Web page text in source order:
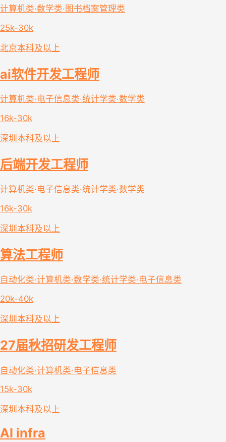
计算机类·数学类·图书档案管理类
25k-30k
北京本科及以上
ai软件开发工程师
计算机类·电子信息类·统计学类·数学类
16k-30k
深圳 本科及以上
后端开发工程师
计算机类·电子信息类·统计学类·数学类
16k-30k
深圳 本科及以上
算法工程师
自动化类·计算机类·数学类·统计学类·电子信息类
20k-40k
深圳 本科及以上
27届秋招研发工程师
自动化类·计算机类·电子信息类
15k-30k
深圳 本科及以上
AI infra